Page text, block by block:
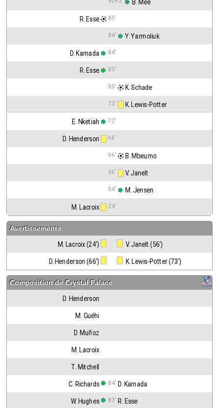
B. Mee
R. Esse 85'
84' Y. Yarmoliuk
D. Kamada 84'
R. Esse 83'
80' K. Schade
73' K. Lewis-Potter
E. Nketiah 72'
D. Henderson 66'
66' B. Mbeumo
56' V. Janelt
54' M. Jensen
M. Lacroix 24'
Avertissements
M. Lacroix (24') V. Janelt (56')
D. Henderson (66') K. Lewis-Potter (73')
Composition deCrystal Palace
D. Henderson
M. Guéhi
D. Muñoz
M. Lacroix
T. Mitchell
C. Richards 84' D. Kamada
W. Hughes 83' R. Esse